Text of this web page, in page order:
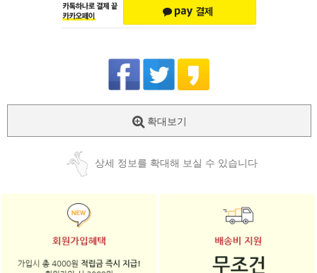
확대보기
상세 정보를 확대해 보실 수 있습니다